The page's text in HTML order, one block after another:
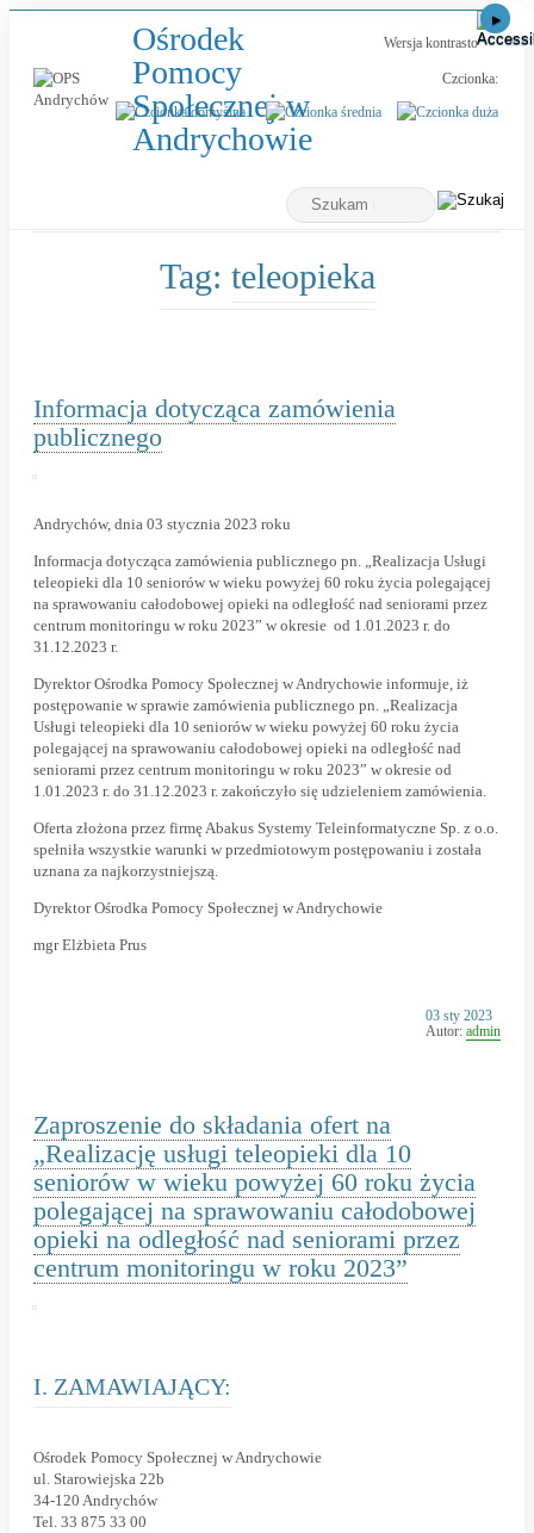
Ośrodek
Pomocy
Społecznej w
Andrychowie-
dotycząca
publicznego
Wersja kontrastowa
Czcionka:
Wyszukiwarka
Tutaj
wpisz
frazę:
Tag: teleopieka
Informacja dotycząca zamówienia
publicznego
Andrychów, dnia 03 stycznia 2023 roku
Informacja dotycząca zamówienia publicznego pn. „Realizacja Usługi
teleopieki dla 10 seniorów w wieku powyżej 60 roku życia polegającej
na sprawowaniu całodobowej opieki na odległość nad seniorami przez
centrum monitoringu w roku 2023” w okresie od 1.01.2023 r. do
31.12.2023 r.
Dyrektor Ośrodka Pomocy Społecznej w Andrychowie informuje, iż
postępowanie w sprawie zamówienia publicznego pn. „Realizacja
Usługi teleopieki dla 10 seniorów w wieku powyżej 60 roku życia
polegającej na sprawowaniu całodobowej opieki na odległość nad
seniorami przez centrum monitoringu w roku 2023” w okresie od
1.01.2023 r. do 31.12.2023 r. zakończyło się udzieleniem zamówienia.
Oferta złożona przez firmę Abakus Systemy Teleinformatyczne Sp. z o.o.
spełniła wszystkie warunki w przedmiotowym postępowaniu i została
uznana za najkorzystniejszą.
Dyrektor Ośrodka Pomocy Społecznej w Andrychowie
mgr Elżbieta Prus
Opublikowano
w
03 sty 2023
Autor: admin
Zaproszenie do składania ofert na
„Realizację usługi teleopieki dla 10
seniorów w wieku powyżej 60 roku życia
polegającej na sprawowaniu całodobowej
opieki na odległość nad seniorami przez
centrum monitoringu w roku 2023”
I. ZAMAWIAJĄCY:
Ośrodek Pomocy Społecznej w Andrychowie
ul. Starowiejska 22b
34-120 Andrychów
Tel. 33 875 33 00